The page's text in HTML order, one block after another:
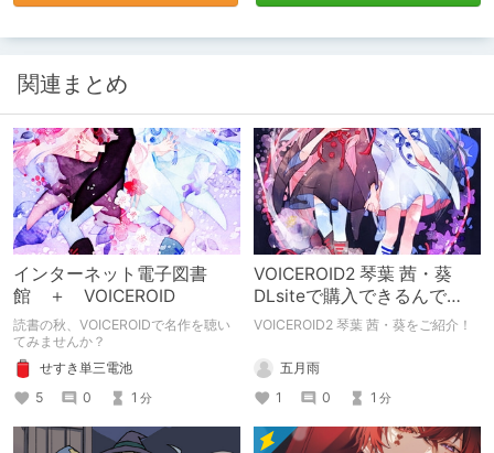
関連まとめ
インターネット電子図書
館 ＋ VOICEROID
読書の秋、VOICEROIDで名作を聴い
てみませんか？
せすき単三電池
5
0 1 分
VOICEROID2 琴葉 茜・葵
DLsiteで購入できるんで
す！
VOICEROID2 琴葉 茜・葵をご紹介！
五月雨
1
0 1 分